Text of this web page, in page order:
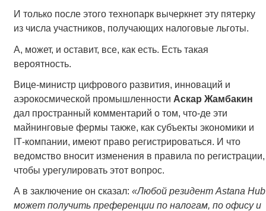
И только после этого технопарк вычеркнет эту пятерку
из числа участников, получающих налоговые льготы.
А, может, и оставит, все, как есть. Есть такая
вероятность.
Вице-министр цифрового развития, инноваций и
аэрокосмической промышленности Аскар Жамбакин
дал пространный комментарий о том, что-де эти
майнинговые фермы также, как субъекты экономики и
IТ-компании, имеют право регистрироваться. И что
ведомство вносит изменения в правила по регистрации,
чтобы урегулировать этот вопрос.
А в заключение он сказал: «Любой резидент Astana Hub
может получить преференции по налогам, по офису и